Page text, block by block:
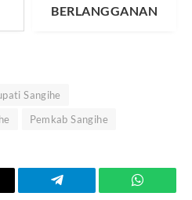
BERLANGGANAN
Sangihe
Pemkab Sangihe
Telegram